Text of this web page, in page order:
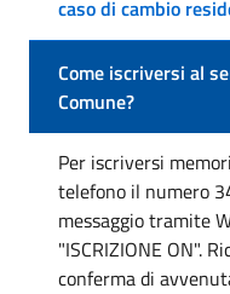
caso di cambio
Come iscriversi al
Comune?
Per iscriversi
telefono il numero
messaggio tramite
"ISCRIZIONE ON".
conferma di